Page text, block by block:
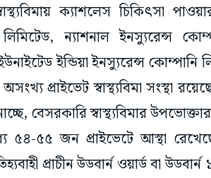
ক্যাশলেস চিকিৎসা
ন্যাশনাল ইনস্যুরেন্স
ইন্ডিয়া ইনস্যুরেন্স কোম্পানি
প্রাইভেট স্বাস্থ্যবিমা সংস্থা
বেসরকারি স্বাস্থ্যবিমার
৫৪-৫৫ জন প্রাইভেটে আস্থা
প্রাচীন উডবার্ন ওয়ার্ড বা